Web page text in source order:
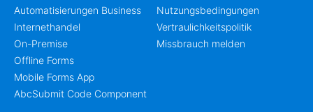
Automatisierungen Business
Internethandel
On-Premise
Offline Forms
Mobile Forms App
AbcSubmit Code Component
Nutzungsbedingungen
Vertraulichkeitspolitik
Missbrauch melden